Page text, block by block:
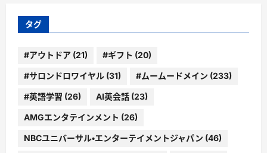
ー
タグ
#アウトドア (21) #ギフト (20)
#サロンドロワイヤル (31) #ムームードメイン (233)
#英語学習 (26) AI英会話 (23)
AMGエンタテインメント (26)
NBCユニバーサル・エンターテイメントジャパン (46)